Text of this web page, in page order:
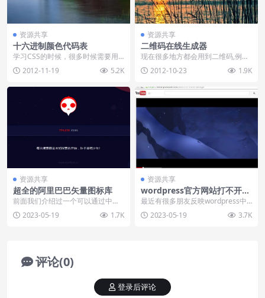
资源共享
十六进制颜色代码表
学习CSS的时候，很多时候需要用
到颜色代码，由于太多，不可能都
记住，所以找到了一...
2012-11-19 5.2K
资源共享
二维码在线生成器
现在很多地方都会用到二维码,例如
淘宝购物、微信加好友等等.不要觉
得很神秘,其实二...
2012-10-23 1.9K
资源共享
超全的阿里巴巴矢量图标库
前面我们介绍过一个可以通过中文
搜索方式找到精美ICO图标的网
站：一个开源的ICO...
2023-05-19 1.7K
资源共享
wordpress官方网站打不开的
解决办法
最近有很多朋友反映wordpress中
文和英文的官方网站打开很慢，即
使打开了发现...
2023-05-19 3.7K
评论(0)
登录后评论